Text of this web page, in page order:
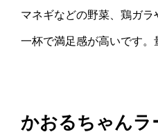
マネギなどの野菜、鶏ガラ
一杯で満足感が高いです。
かおるちゃんラ